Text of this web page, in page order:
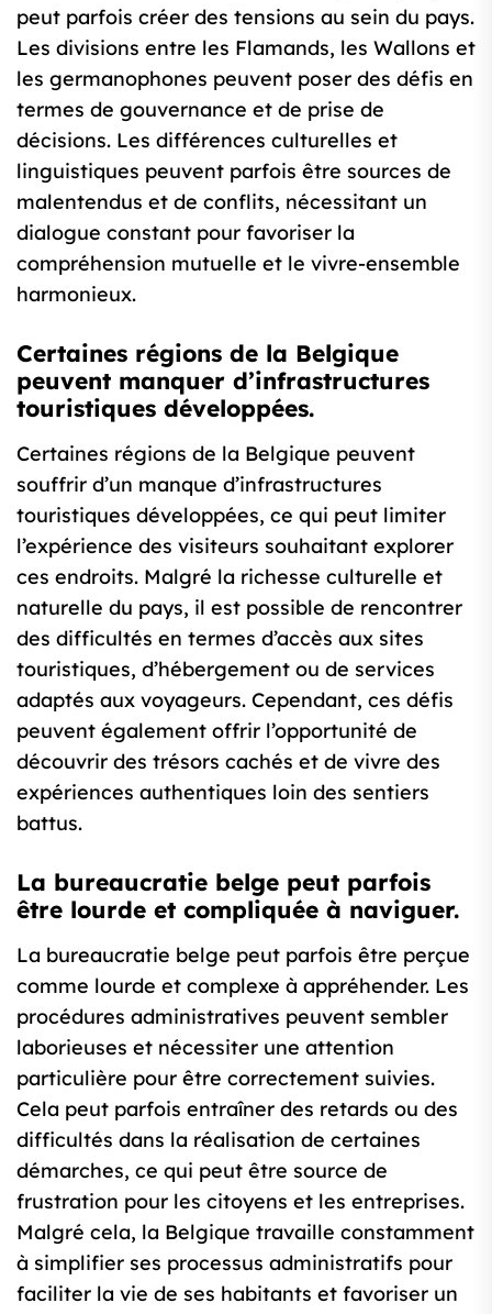
peut parfois créer des tensions au sein du pays.
Les divisions entre les Flamands, les Wallons et
les germanophones peuvent poser des défis en
termes de gouvernance et de prise de
décisions. Les différences culturelles et
linguistiques peuvent parfois être sources de
malentendus et de conflits, nécessitant un
dialogue constant pour favoriser la
compréhension mutuelle et le vivre-ensemble
harmonieux.
Certaines régions de la Belgique
peuvent manquer d’infrastructures
touristiques développées.
Certaines régions de la Belgique peuvent
souffrir d’un manque d’infrastructures
touristiques développées, ce qui peut limiter
l’expérience des visiteurs souhaitant explorer
ces endroits. Malgré la richesse culturelle et
naturelle du pays, il est possible de rencontrer
des difficultés en termes d’accès aux sites
touristiques, d’hébergement ou de services
adaptés aux voyageurs. Cependant, ces défis
peuvent également offrir l’opportunité de
découvrir des trésors cachés et de vivre des
expériences authentiques loin des sentiers
battus.
La bureaucratie belge peut parfois
être lourde et compliquée à naviguer.
La bureaucratie belge peut parfois être perçue
comme lourde et complexe à appréhender. Les
procédures administratives peuvent sembler
laborieuses et nécessiter une attention
particulière pour être correctement suivies.
Cela peut parfois entraîner des retards ou des
difficultés dans la réalisation de certaines
démarches, ce qui peut être source de
frustration pour les citoyens et les entreprises.
Malgré cela, la Belgique travaille constamment
à simplifier ses processus administratifs pour
faciliter la vie de ses habitants et favoriser un